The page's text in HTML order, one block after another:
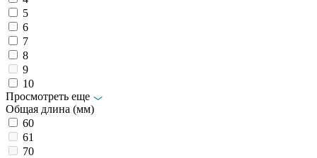
5
6
7
8
9
10
Просмотреть еще
Общая длина (мм)
60
61
70